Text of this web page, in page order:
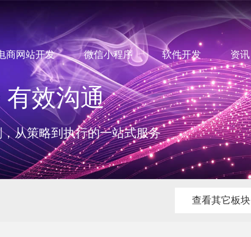
商网站开发 微信小程序 软件开发 资讯
有效沟通
从策略到执行的一站式服务
查看其它板块